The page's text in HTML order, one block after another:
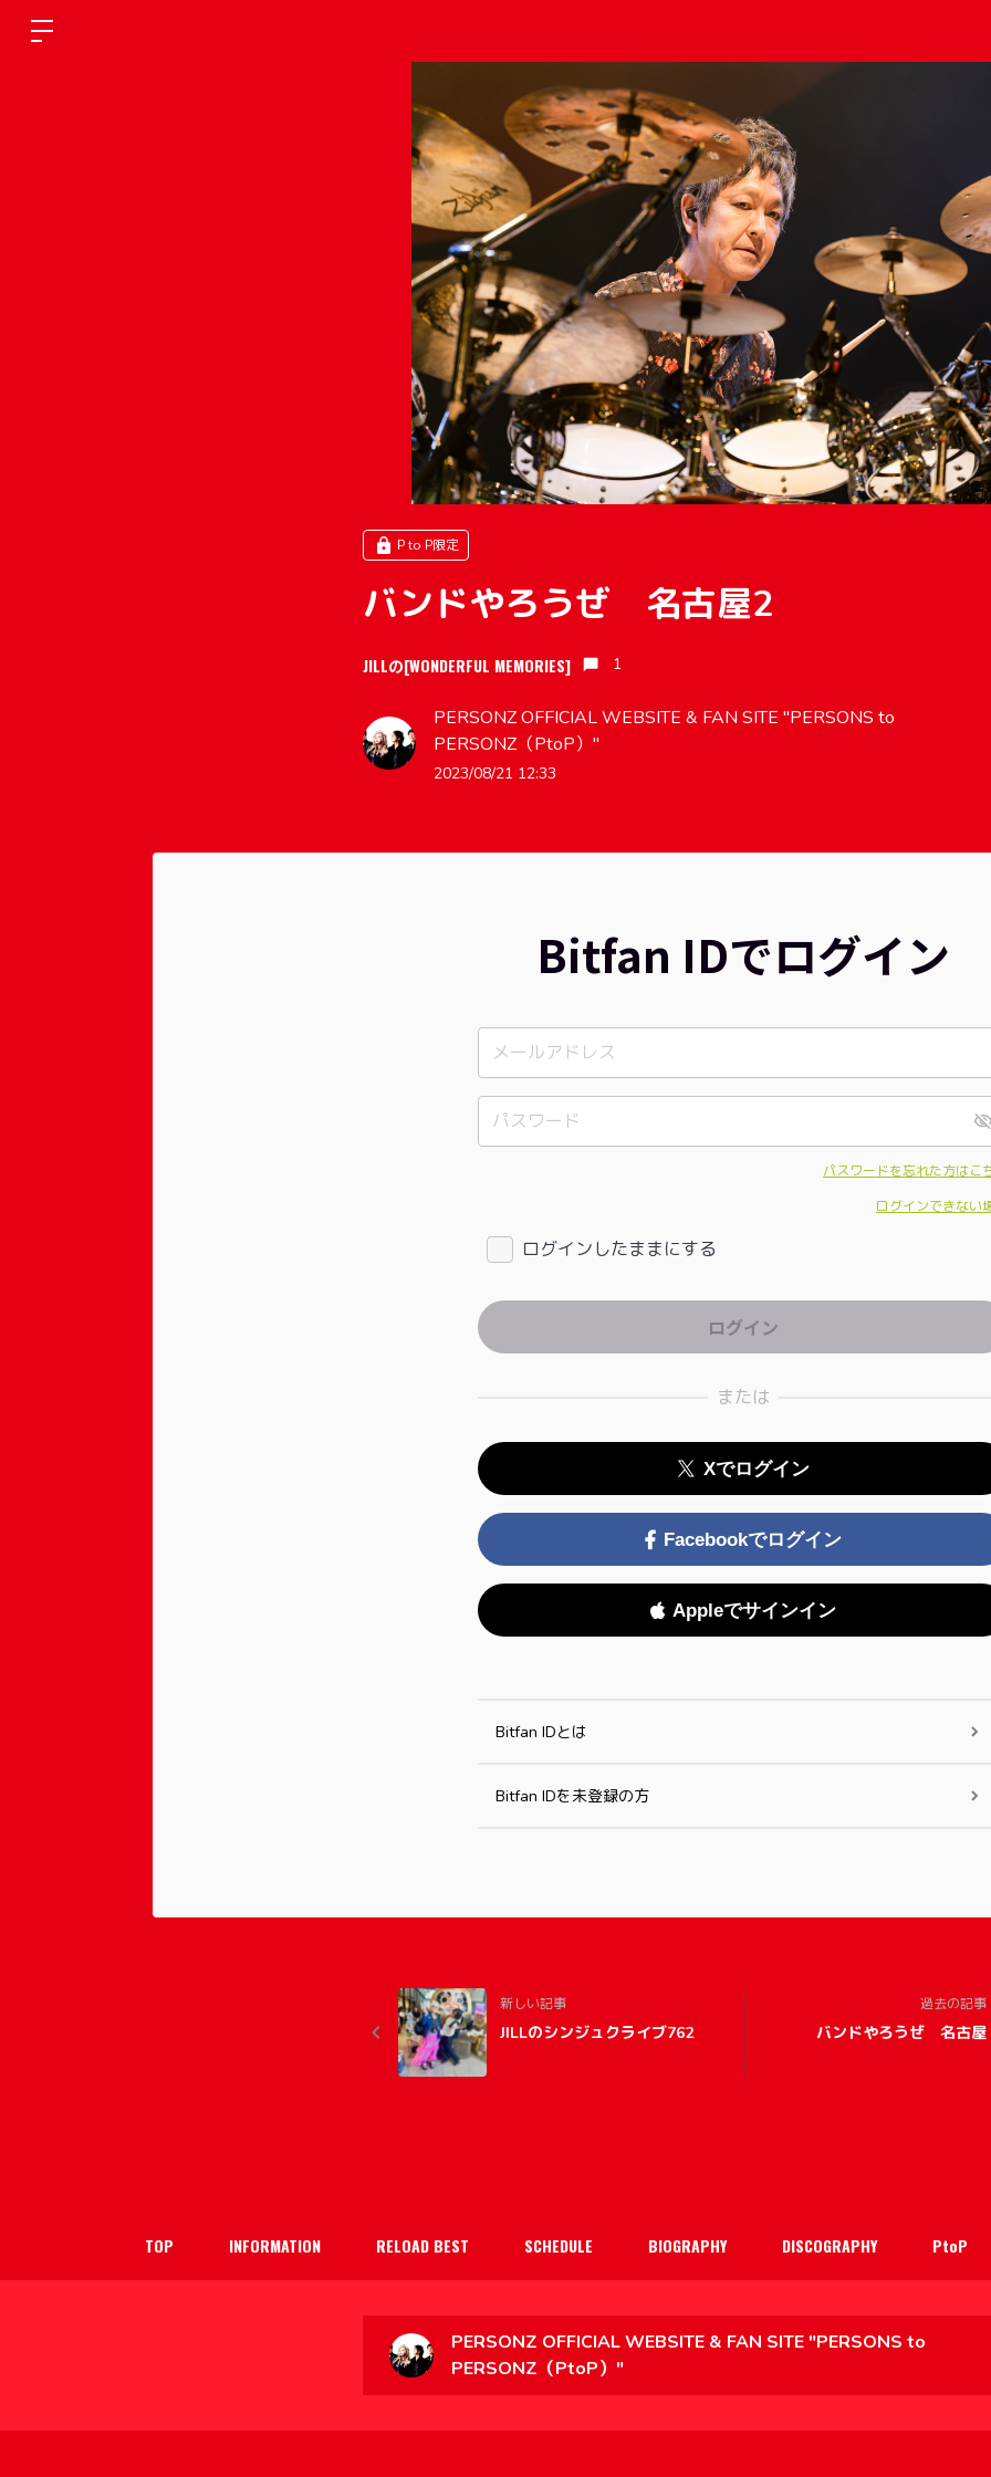
P to P限定
バンドやろうぜ 名古屋2
JILLの[WONDERFUL MEMORIES] 1
PERSONZ OFFICIAL WEBSITE & FAN SITE "PERSONS to
PERSONZ（PtoP）"
2023/08/21 12:33
Bitfan IDでログイン
パスワードを忘れた方はこ
ログインできない
ログインしたままにする
または
Xでログイン
Facebookでログイン
Appleでサインイン
Bitfan IDとは
Bitfan IDを未登録の方
新しい記事
JILLのシンジュクライブ762
過去の記事
バンドやろうぜ 名古屋
TOP INFORMATION RELOAD BEST SCHEDULE BIOGRAPHY DISCOGRAPHY PtoP
PERSONZ OFFICIAL WEBSITE & FAN SITE "PERSONS to
PERSONZ（PtoP）"